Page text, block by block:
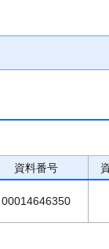
資料番号
00014646350